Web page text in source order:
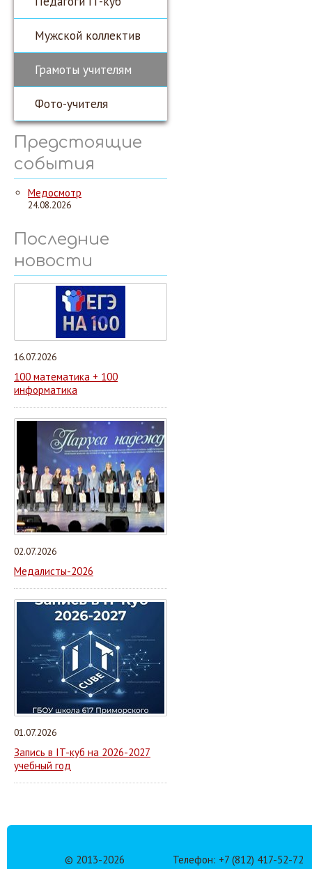
Мужской коллектив
Грамоты учителям
Фото-учителя
Предстоящие
события
Медосмотр
24.08.2026
Последние
новости
16.07.2026
100 математика + 100
информатика
02.07.2026
Медалисты-2026
01.07.2026
Запись в IT-куб на 2026-2027
учебный год
© 2013-2026 Телефон: +7 (812) 417-52-72